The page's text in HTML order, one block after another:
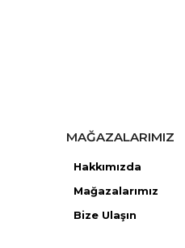
MAĞAZALARIMIZ
Hakkımızda
Mağazalarımız
Bize Ulaşın